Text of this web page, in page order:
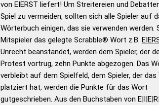
Gültigkeit eines Wortes für das Scrabble-Spiel
bestimmen! zugelassene Turnier Scrabble-
Wörterbücher sind:
Duden – Standardwerk in
Bänden
Duden – Richtiges und
Deutsch
von EIERST liefert! Um Streitereien und
Spiel zu vermeiden, sollten sich alle Spieler auf
Wörterbuch einigen, das sie verwenden werden.
Mitspieler das gelegte Scrabble® Wort z.B.
Unrecht beanstandet, werden dem Spieler, der
Protest vortrug, zehn Punkte abgezogen. Das
verbleibt auf dem Spielfeld, dem Spieler, der das
platziert hat, werden die Punkte für das Wort
gutgeschrieben. Aus den Buchstaben von